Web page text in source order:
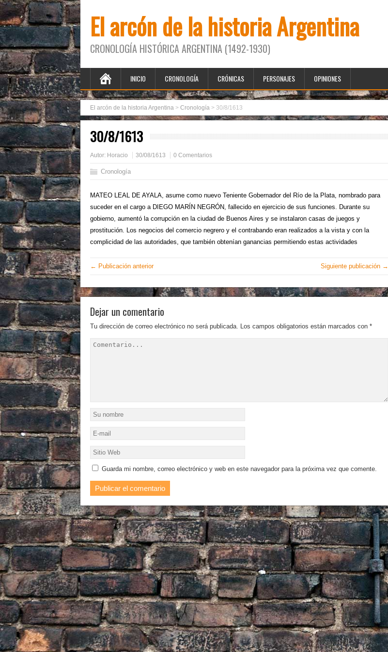
El arcón de la historia Argentina
CRONOLOGÍA HISTÓRICA ARGENTINA (1492-1930)
INICIO CRONOLOGÍA CRÓNICAS PERSONAJES OPINIONES
El arcón de la historia Argentina > Cronología > 30/8/1613
30/8/1613
Autor: Horacio 30/08/1613 0 Comentarios
Cronología
MATEO LEAL DE AYALA, asume como nuevo Teniente Gobernador del Río de la Plata, nombrado para
suceder en el cargo a DIEGO MARÍN NEGRÓN, fallecido en ejercicio de sus funciones. Durante su
gobierno, aumentó la corrupción en la ciudad de Buenos Aires y se instalaron casas de juegos y
prostitución. Los negocios del comercio negrero y el contrabando eran realizados a la vista y con la
complicidad de las autoridades, que también obtenían ganancias permitiendo estas actividades
← Publicación anterior Siguiente publicación →
Dejar un comentario
Tu dirección de correo electrónico no será publicada. Los campos obligatorios están marcados con *
Guarda mi nombre, correo electrónico y web en este navegador para la próxima vez que comente.